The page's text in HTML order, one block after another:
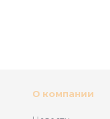
О компании